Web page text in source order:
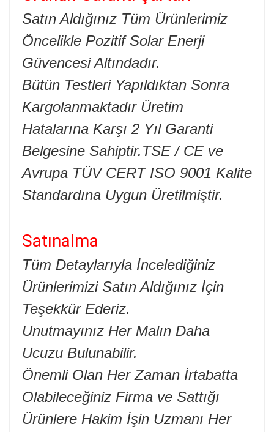
Satın Aldığınız Tüm Ürünlerimiz
Öncelikle Pozitif Solar Enerji
Güvencesi Altındadır.
Bütün Testleri Yapıldıktan Sonra
Kargolanmaktadır Üretim
Hatalarına Karşı 2 Yıl Garanti
Belgesine Sahiptir.TSE / CE ve
Avrupa TÜV CERT ISO 9001 Kalite
Standardına Uygun Üretilmiştir.
Satınalma
Tüm Detaylarıyla İncelediğiniz
Ürünlerimizi Satın Aldığınız İçin
Teşekkür Ederiz.
Unutmayınız Her Malın Daha
Ucuzu Bulunabilir.
Önemli Olan Her Zaman İrtabatta
Olabileceğiniz Firma ve Sattığı
Ürünlere Hakim İşin Uzmanı Her